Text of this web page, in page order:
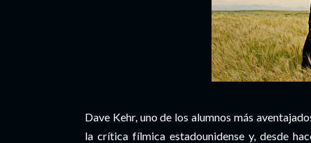
Dave Kehr, uno de los alumnos más
la crítica fílmica estadounidense y, desde